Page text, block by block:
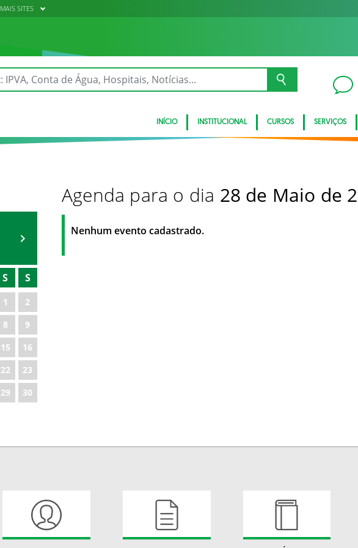
MAIS SITES
INÍCIO INSTITUCIONAL CURSOS SERVIÇOS
S S
1
2
8
9
15
16
22
23
29
30
Agenda para o dia 28 de Maio de
Nenhum evento cadastrado.